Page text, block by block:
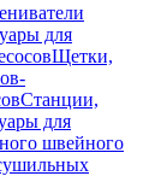
для
Щетки,
Станции,
для
швейного